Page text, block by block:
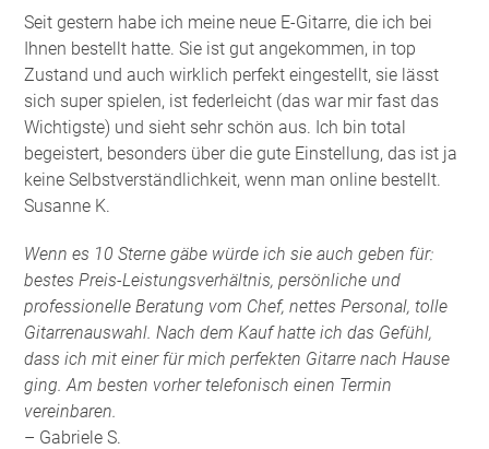
Seit gestern habe ich meine neue E-Gitarre, die ich bei
Ihnen bestellt hatte. Sie ist gut angekommen, in top
Zustand und auch wirklich perfekt eingestellt, sie lässt
sich super spielen, ist federleicht (das war mir fast das
Wichtigste) und sieht sehr schön aus. Ich bin total
begeistert, besonders über die gute Einstellung, das ist ja
keine Selbstverständlichkeit, wenn man online bestellt.
Susanne K.
Wenn es 10 Sterne gäbe würde ich sie auch geben für:
bestes Preis-Leistungsverhältnis, persönliche und
professionelle Beratung vom Chef, nettes Personal, tolle
Gitarrenauswahl. Nach dem Kauf hatte ich das Gefühl,
dass ich mit einer für mich perfekten Gitarre nach Hause
ging. Am besten vorher telefonisch einen Termin
vereinbaren.
– Gabriele S.